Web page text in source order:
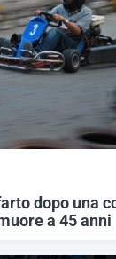
dopo una
a 45 anni